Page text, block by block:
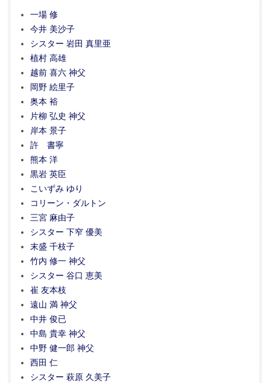
一場 修
今井 美沙子
シスター 岩田 真里亜
植村 高雄
越前 喜六 神父
岡野 絵里子
奥本 裕
片柳 弘史 神父
岸本 景子
許 書寧
熊本 洋
黒岩 英臣
こいずみ ゆり
コリーン・ダルトン
三宮 麻由子
シスター 下窄 優美
末盛 千枝子
竹内 修一 神父
シスター 谷口 恵美
崔 友本枝
遠山 満 神父
中井 俊已
中島 貴幸 神父
中野 健一郎 神父
西田 仁
シスター 萩原 久美子